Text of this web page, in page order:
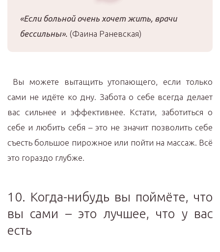
«Если больной очень хочет жить, врачи
бессильны». (Фаина Раневская)
Вы можете вытащить утопающего, если только
сами не идёте ко дну. Забота о себе всегда делает
вас сильнее и эффективнее. Кстати, заботиться о
себе и любить себя – это не значит позволить себе
съесть большое пирожное или пойти на массаж. Всё
это гораздо глубже.
10. Когда-нибудь вы поймёте, что
вы сами – это лучшее, что у вас
есть